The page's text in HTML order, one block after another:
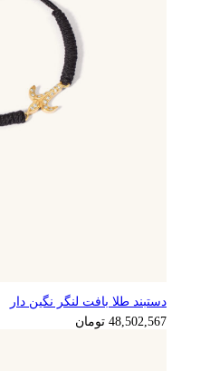
12,125,642 تومان
دستبند طلا بافت لنگر نگین دار
48,502,567 تومان